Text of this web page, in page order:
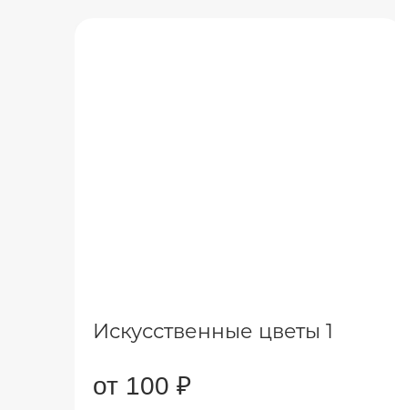
Искусственные цветы 1
от 100 ₽